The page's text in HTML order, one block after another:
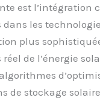
est l’intégration
les
plus
de l’énergie
de stockage